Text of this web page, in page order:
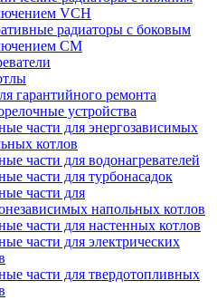
VCH
радиаторы с боковым
CM
гарантийного ремонта
устройства
части для энергозависимых
котлов
части для водонагревателей
части для турбонасадок
части для
напольных котлов
части для настенных котлов
части для электрических
части для твердотопливных